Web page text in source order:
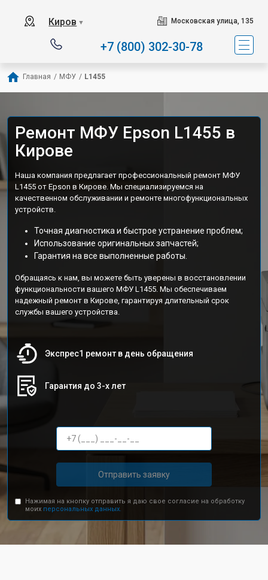
Киров ▼ Московская улица, 135
+7 (800) 302-30-78
Главная / МФУ / L1455
Ремонт МФУ Epson L1455 в
Кирове
Наша компания предлагает профессиональный ремонт МФУ
L1455 от Epson в Кирове. Мы специализируемся на
качественном обслуживании и ремонте многофункциональных
устройств.
Точная диагностика и быстрое устранение проблем;
Использование оригинальных запчастей;
Гарантия на все выполненные работы.
Обращаясь к нам, вы можете быть уверены в восстановлении
функциональности вашего МФУ L1455. Мы обеспечиваем
надежный ремонт в Кирове, гарантируя длительный срок
службы вашего устройства.
Экспрес1 ремонт в день обращения
Гарантия до 3-х лет
Отправить заявку
Нажимая на кнопку отправить я даю свое согласие на обработку
моих персональных данных.